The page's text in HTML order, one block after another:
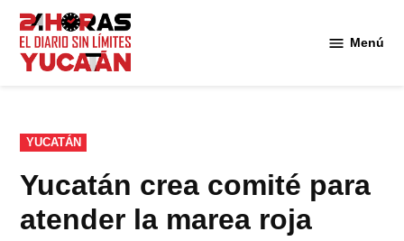
Saltar
contenido
Menú
PUBLICADO
EN
YUCATÁN
Yucatán crea comité para
atender la marea roja